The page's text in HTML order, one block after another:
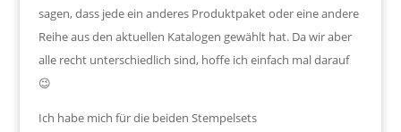
sagen, dass jede ein anderes Produktpaket oder eine andere
Reihe aus den aktuellen Katalogen gewählt hat. Da wir aber
alle recht unterschiedlich sind, hoffe ich einfach mal darauf
😉
Ich habe mich für die beiden Stempelsets